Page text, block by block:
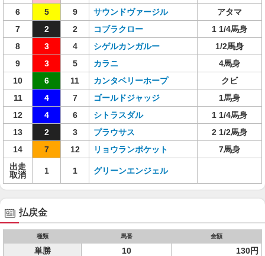
6
5 9 サウンドヴァージル
アタマ
7
2 2 コブラクロー
1 1/4馬身
8
3 4 シゲルカンガルー
1/2馬身
9
3 5 カラニ
4馬身
10
6 11 カンタベリーホープ
クビ
11
4 7 ゴールドジャッジ
1馬身
12
4 6 シトラスダル
1 1/4馬身
13
2 3 プラウサス
2 1/2馬身
14
7 12 リョウランポケット
7馬身
出走
取消
1 1 グリーンエンジェル
払戻金
種類 馬番 金額
単勝 10 130円